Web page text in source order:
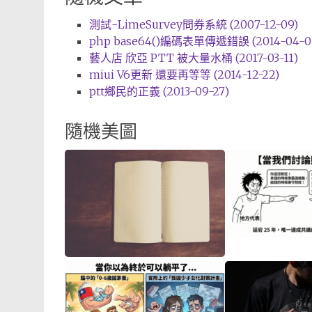
測試-LimeSurvey問券系統 (2007-12-09)
php base64()編碼表單傳遞錯誤 (2014-04-
藝人店 欣亞 PTT 被大量水桶 (2017-03-11)
miui V6更新 還要再等等 (2014-12-22)
ptt鄉民的正義 (2013-09-27)
隨機美圖